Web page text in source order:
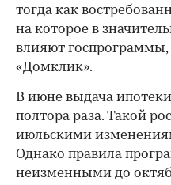
тогда как
на которое в
влияют госпрограммы,
«Домклик».
В июне выдача ипотеки
полтора раза. Такой
июльскими
Однако правила
неизменными до